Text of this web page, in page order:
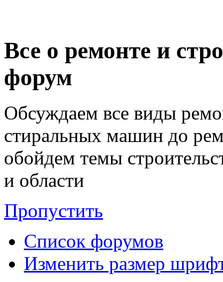
Все о ремонте и
форум
Обсуждаем все виды
стиральных машин до
обойдем темы
и области
Пропустить
Список форумов
Изменить размер